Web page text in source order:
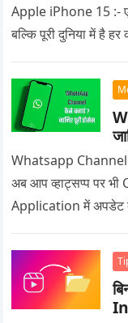
Apple iPhone 15 :-
बल्कि पूरी दुनिया में है
Whatsapp
अब आप व्हाट्सप्प पर
Application में अपडेट